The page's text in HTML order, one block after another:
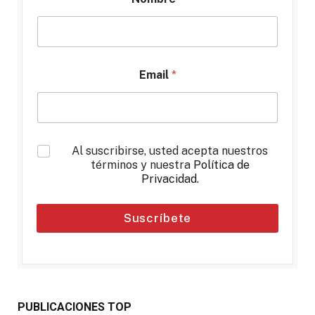
Email *
*
Al suscribirse, usted acepta nuestros
términos y nuestra Política de
Privacidad.
Suscríbete
PUBLICACIONES TOP